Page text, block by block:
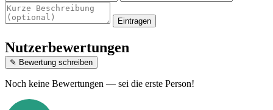
Eintragen
Nutzerbewertungen
✎ Bewertung schreiben
Noch keine Bewertungen — sei die erste Person!